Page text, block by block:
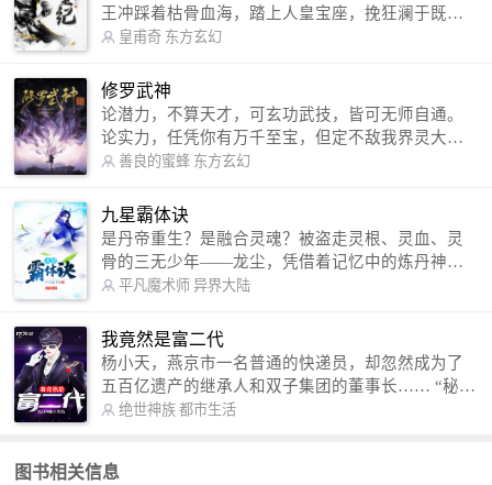
王冲踩着枯骨血海，踏上人皇宝座，挽狂澜于既
倒，扶大厦之将倾，成就了一段无上的传说！ 微信
微博：皇甫奇（地址：http://weibo.com/u/25284575
87） QQ交流群：320238210【普通群】 574501330
【VIP订阅群】 欢迎大家关注。
皇甫奇 东方玄幻
修罗武神
论潜力，不算天才，可玄功武技，皆可无师自通。
论实力，任凭你有万千至宝，但定不敌我界灵大
军。 我是谁？天下众生视我为修罗，却不知，我以
信公众号：善良的蜜蜂后援会）
善良的蜜蜂 东方玄幻
九星霸体诀
是丹帝重生？是融合灵魂？被盗走灵根、灵血、灵
骨的三无少年——龙尘，凭借着记忆中的炼丹神
术，修行神秘功法九星霸体诀，拨开重重迷雾，解
勾搭各色美女，镇压恶鬼邪神。 江湖传闻：龙
尘一到，地吼天啸。龙尘一出，鬼泣神哭。 本
故事纯属虚构，如有雷同，那就是真事儿，想要对
号入座，抓紧时间进群：487963015 微信公众号：
平凡魔术师 异界大陆
我竟然是富二代
杨小天，燕京市一名普通的快递员，却忽然成为了
五百亿遗产的继承人和双子集团的董事长…… “秘
书，给我定制一套百亿富翁的吃喝住行标准！” “好
呢？” “回杨总，开车太堵，已经给你安排了直升
绝世神族 都市生活
图书相关信息